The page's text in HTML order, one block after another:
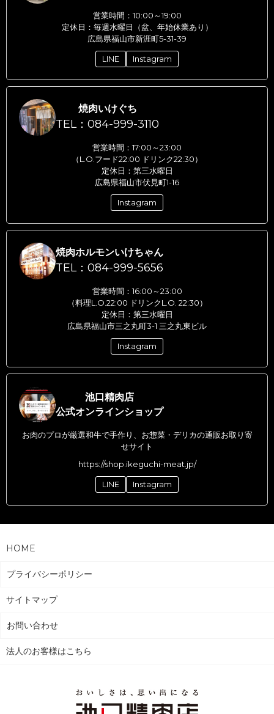
営業時間：10:00～19:00
定休日：毎週水曜日（盆、年始休業あり）
広島県福山市新涯町5-31-39
LINE Instagram
焼肉いけぐち
TEL：084-999-3110
営業時間：17:00～23:00
（L.O.フード22:00 ドリンク22:30）
定休日：第三水曜日
広島県福山市伏見町1-16
Instagram
焼肉ホルモンいけちゃん
TEL：084-999-5656
営業時間：16:00～23:00
（料理L.O.22:00 ドリンクL.O. 22:30）
定休日：第三水曜日
広島県福山市三之丸町3-1 三之丸東ビル
Instagram
池口精肉店
公式オンラインショップ
お肉のプロが厳選和牛で手作り、お惣菜・デリカの通販お取り寄
せサイト
https://shop.ikeguchi-meat.jp/
LINE Instagram
HOME
プライバシーポリシー
サイトマップ
お問い合わせ
法人のお客様はこちら